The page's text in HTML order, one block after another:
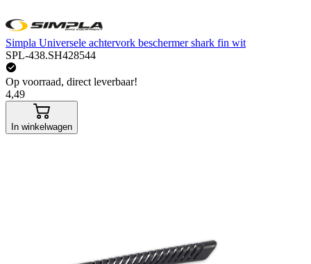
Simpla Universele achtervork beschermer shark fin wit
SPL-438.SH428544
Op voorraad, direct leverbaar!
4,49
In winkelwagen